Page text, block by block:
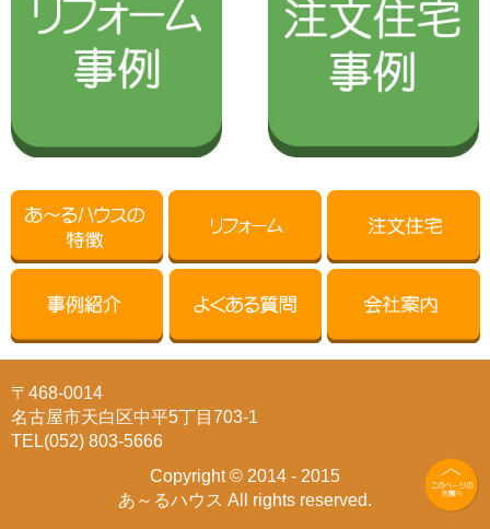
〒468-0014
名古屋市天白区中平5丁目703-1
TEL(052) 803-5666
Copyright © 2014 - 2015
あ～るハウス All rights reserved.